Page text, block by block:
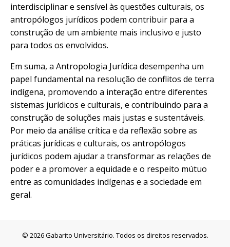
interdisciplinar e sensível às questões culturais, os
antropólogos jurídicos podem contribuir para a
construção de um ambiente mais inclusivo e justo
para todos os envolvidos.
Em suma, a Antropologia Jurídica desempenha um
papel fundamental na resolução de conflitos de terra
indígena, promovendo a interação entre diferentes
sistemas jurídicos e culturais, e contribuindo para a
construção de soluções mais justas e sustentáveis.
Por meio da análise crítica e da reflexão sobre as
práticas jurídicas e culturais, os antropólogos
jurídicos podem ajudar a transformar as relações de
poder e a promover a equidade e o respeito mútuo
entre as comunidades indígenas e a sociedade em
geral.
© 2026 Gabarito Universitário. Todos os direitos reservados.